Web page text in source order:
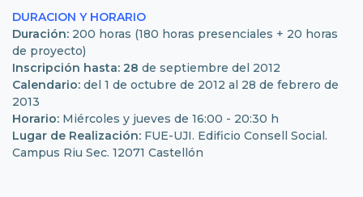
DURACION Y HORARIO
Duración: 200 horas (180 horas presenciales + 20 horas
de proyecto)
Inscripción hasta: 28 de septiembre del 2012
Calendario: del 1 de octubre de 2012 al 28 de febrero de
2013
Horario: Miércoles y jueves de 16:00 - 20:30 h
Lugar de Realización: FUE-UJI. Edificio Consell Social.
Campus Riu Sec. 12071 Castellón